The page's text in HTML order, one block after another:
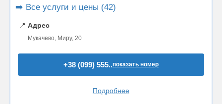
➡️ Все услуги и цены (42)
📍 Адрес
Мукачево, Миру, 20
+38 (099) 555..показать номер
Подробнее